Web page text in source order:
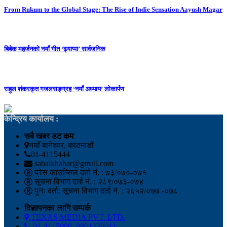
From Rukum to the Global Stage: The Rise of Indie Sensation Aayush Magar
बिबेक महर्जनको नयाँ गीत ‘ढ्याप्पा’ सार्वजनिक
राहुल शंकरकृत गजलसङ्ग्रह ‘नयाँ अध्याय’ लोकार्पण
केन्द्रिय कार्यालय :
सबै खबर डट कम
नयाँ बानेश्वर, काठमाडौं
01-4115444
sabaikhabar@gmail.com
प्रेस काउन्सिल दर्ता नं. : ७३/०७०-०७१
सूचना विभाग दर्ता नं. : २८९/०७३-०७४
पुनः दर्ता: सूचना विभाग दर्ता नं. : २६५२/०७७ -०७८
विज्ञापनका लागि सम्पर्क
TEXAS MEDIA PVT. LTD.